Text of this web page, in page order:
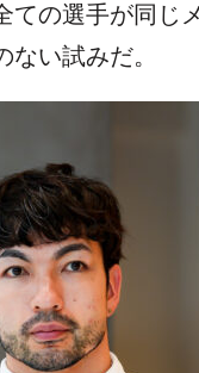
の選手が同じ
い試みだ。